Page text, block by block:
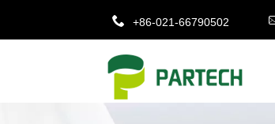
+86-021-66790502